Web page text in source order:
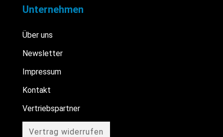
Unternehmen
Über uns
Newsletter
Impressum
Kontakt
Vertriebspartner
Vertrag widerrufen